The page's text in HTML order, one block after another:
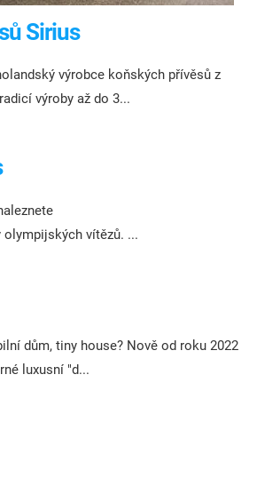
Sirius
výrobce koňských přívěsů z
výroby až do 3...
olympijských vítězů. ...
dům, tiny house? Nově od roku 2022
luxusní "d...